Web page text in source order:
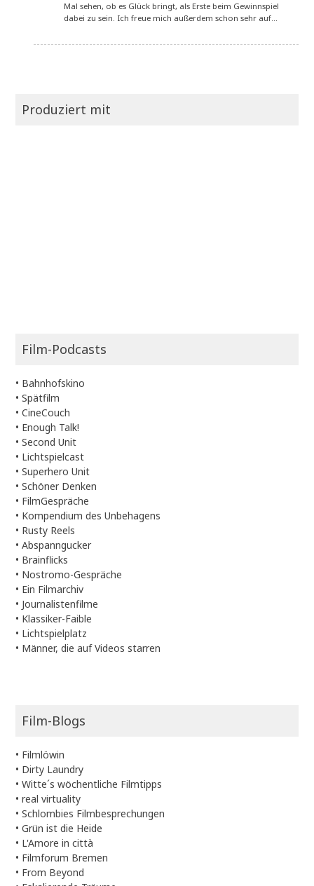
Mal sehen, ob es Glück bringt, als Erste beim Gewinnspiel
dabei zu sein. Ich freue mich außerdem schon sehr auf…
Produziert mit
Film-Podcasts
• Bahnhofskino
•Spätfilm
•CineCouch
• Enough Talk!
•Second Unit
• Lichtspielcast
•Superhero Unit
•Schöner Denken
• FilmGespräche
• Kompendium des Unbehagens
• Rusty Reels
•Abspanngucker
• Brainflicks
• Nostromo-Gespräche
• Ein Filmarchiv
• Journalistenfilme
• Klassiker-Faible
• Lichtspielplatz
• Männer, die auf Videos starren
Film-Blogs
• Filmlöwin
• Dirty Laundry
•Witte´s wöchentliche Filmtipps
•real virtuality
•Schlombies Filmbesprechungen
•Grün ist die Heide
• L'Amore in città
• Filmforum Bremen
• From Beyond